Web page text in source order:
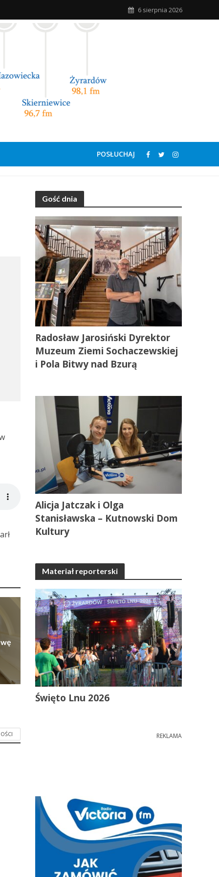
6 sierpnia 2026
POSŁUCHAJ
Gość dnia
Radosław Jarosiński Dyrektor
Muzeum Ziemi Sochaczewskiej
i Pola Bitwy nad Bzurą
Alicja Jatczak i Olga
Stanisławska – Kutnowski Dom
Kultury
Materiał reporterski
Święto Lnu 2026
REKLAMA